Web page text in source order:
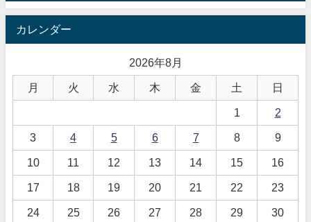
カレンダー
2026年8月
月 火 水 木 金 土 日
1 2
3 4 5 6 7 8 9
10 11 12 13 14 15 16
17 18 19 20 21 22 23
24 25 26 27 28 29 30